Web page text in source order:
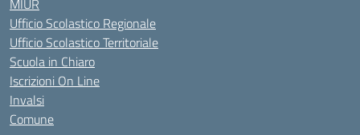
MIUR
Ufficio Scolastico Regionale
Ufficio Scolastico Territoriale
Scuola in Chiaro
Iscrizioni On Line
Invalsi
Comune